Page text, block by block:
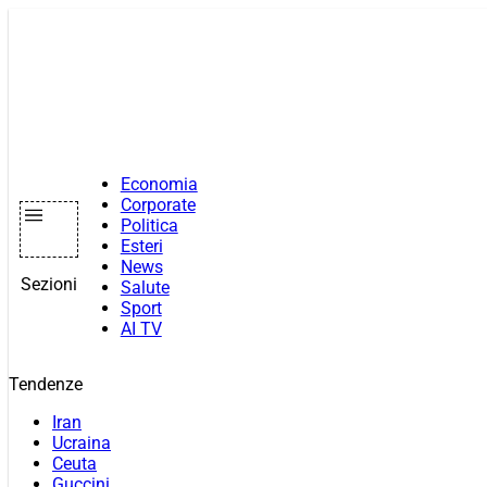
Sezioni
Economia
Corporate
Politica
Esteri
News
Salute
Sport
AI TV
Tendenze
Iran
Ucraina
Ceuta